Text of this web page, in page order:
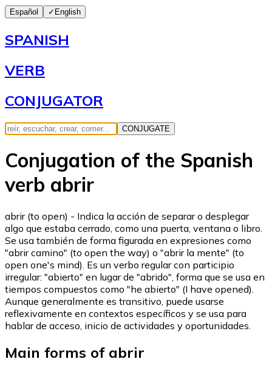
Español ✓ English
SPANISH
VERB
CONJUGATOR
CONJUGATE
Conjugation of the Spanish
verb abrir
abrir (to open) - Indica la acción de separar o desplegar
algo que estaba cerrado, como una puerta, ventana o libro.
Se usa también de forma figurada en expresiones como
"abrir camino" (to open the way) o "abrir la mente" (to
open one's mind). Es un verbo regular con participio
irregular: "abierto" en lugar de "abrido", forma que se usa en
tiempos compuestos como "he abierto" (I have opened).
Aunque generalmente es transitivo, puede usarse
reflexivamente en contextos específicos y se usa para
hablar de acceso, inicio de actividades y oportunidades.
Main forms of abrir